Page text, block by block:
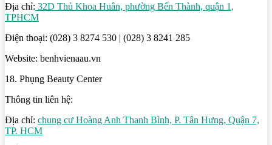
Địa chỉ: 32D Thủ Khoa Huân, phường Bến Thành, quận 1,
TPHCM
Điện thoại: (028) 3 8274 530 | (028) 3 8241 285
Website: benhvienaau.vn
18. Phụng Beauty Center
Thông tin liên hệ:
Địa chỉ: chung cư Hoàng Anh Thanh Bình, P. Tân Hưng, Quận 7,
TP. HCM